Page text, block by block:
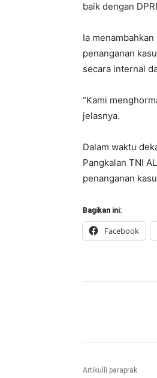
baik dengan
Ia
penanganan
secara internal
“Kami
jelasnya.
Dalam waktu
Pangkalan TNI
penanganan
Bagikan ini:
Facebook
Artikulli paraprak